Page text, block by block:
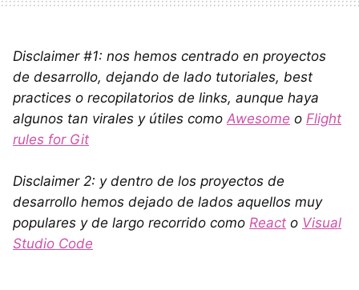
Disclaimer #1: nos hemos centrado en proyectos
de desarrollo, dejando de lado tutoriales, best
practices o recopilatorios de links, aunque haya
algunos tan virales y útiles como Awesome o Flight
rules for Git
Disclaimer 2: y dentro de los proyectos de
desarrollo hemos dejado de lados aquellos muy
populares y de largo recorrido como React o Visual
Studio Code